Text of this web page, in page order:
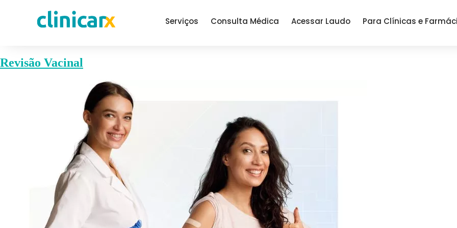
Serviços Consulta Médica Acessar Laudo Para Clínicas e
Revisão Vacinal